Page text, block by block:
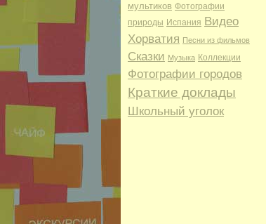
мультиков Фотографии
природы Испания Видео
Хорватия Песни из фильмов
Сказки Музыка Коллекции
Фотографии городов
Краткие доклады
Школьный уголок